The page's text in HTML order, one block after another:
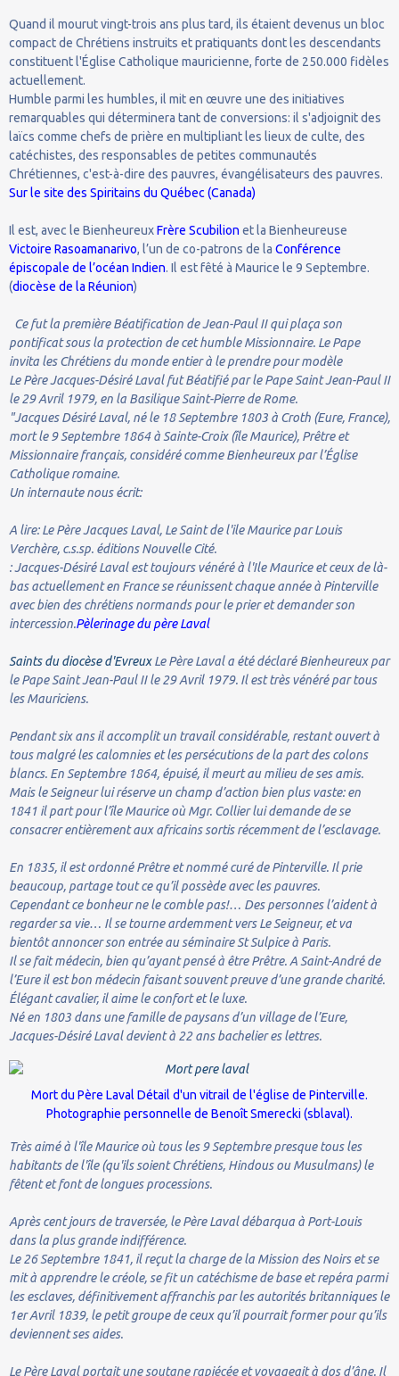
Quand il mourut vingt-trois ans plus tard, ils étaient devenus un bloc
compact de Chrétiens instruits et pratiquants dont les descendants
constituent l'Église Catholique mauricienne, forte de 250.000 fidèles
actuellement.
Humble parmi les humbles, il mit en œuvre une des initiatives
remarquables qui déterminera tant de conversions: il s'adjoignit des
laïcs comme chefs de prière en multipliant les lieux de culte, des
catéchistes, des responsables de petites communautés
Chrétiennes, c'est-à-dire des pauvres, évangélisateurs des pauvres.
Sur le site des Spiritains du Québec (Canada)
Il est, avec le BienheureuxFrère Scubilion et la Bienheureuse
Victoire Rasoamanarivo, l’un de co-patrons de la Conférence
épiscopale de l’océan Indien. Il est fêté à Maurice le 9 Septembre.
(diocèse de la Réunion)
Ce fut la première Béatification de Jean-Paul II qui plaça son
pontificat sous la protection de cet humble Missionnaire. Le Pape
invita les Chrétiens du monde entier à le prendre pour modèle
Le Père Jacques-Désiré Laval fut Béatifié par le Pape Saint Jean-Paul II
le 29 Avril 1979, en la Basilique Saint-Pierre de Rome.
"Jacques Désiré Laval, né le 18 Septembre 1803 à Croth (Eure, France),
mort le 9 Septembre 1864 à Sainte-Croix (île Maurice), Prêtre et
Missionnaire français, considéré comme Bienheureux par l’Église
Catholique romaine.
Un internaute nous écrit:
A lire: Le Père Jacques Laval, Le Saint de l'ile Maurice par Louis
Verchère, c.s.sp. éditions Nouvelle Cité.
: Jacques-Désiré Laval est toujours vénéré à l'Ile Maurice et ceux de là-
bas actuellement en France se réunissent chaque année à Pinterville
avec bien des chrétiens normands pour le prier et demander son
intercession.Pèlerinage du père Laval
Saints du diocèse d'Evreux Le Père Laval a été déclaré Bienheureux par
le Pape Saint Jean-Paul II le 29 Avril 1979. Il est très vénéré par tous
les Mauriciens.
Pendant six ans il accomplit un travail considérable, restant ouvert à
tous malgré les calomnies et les persécutions de la part des colons
blancs. En Septembre 1864, épuisé, il meurt au milieu de ses amis.
Mais le Seigneur lui réserve un champ d’action bien plus vaste: en
1841 il part pour l’île Maurice où Mgr. Collier lui demande de se
consacrer entièrement aux africains sortis récemment de l’esclavage.
En 1835, il est ordonné Prêtre et nommé curé de Pinterville. Il prie
beaucoup, partage tout ce qu’il possède avec les pauvres.
Cependant ce bonheur ne le comble pas!… Des personnes l’aident à
regarder sa vie… Il se tourne ardemment vers Le Seigneur, et va
bientôt annoncer son entrée au séminaire St Sulpice à Paris.
Il se fait médecin, bien qu’ayant pensé à être Prêtre. A Saint-André de
l’Eure il est bon médecin faisant souvent preuve d’une grande charité.
Élégant cavalier, il aime le confort et le luxe.
Né en 1803 dans une famille de paysans d’un village de l’Eure,
Jacques-Désiré Laval devient à 22 ans bachelier es lettres.
Mort du Père Laval Détail d'un vitrail de l'église de Pinterville.
Photographie personnelle de Benoît Smerecki (sblaval).
Très aimé à l'île Maurice où tous les 9 Septembre presque tous les
habitants de l'île (qu'ils soient Chrétiens, Hindous ou Musulmans) le
fêtent et font de longues processions.
Après cent jours de traversée, le Père Laval débarqua à Port-Louis
dans la plus grande indifférence.
Le 26 Septembre 1841, il reçut la charge de la Mission des Noirs et se
mit à apprendre le créole, se fit un catéchisme de base et repéra parmi
les esclaves, définitivement affranchis par les autorités britanniques le
1er Avril 1839, le petit groupe de ceux qu’il pourrait former pour qu’ils
deviennent ses aides.
Le Père Laval portait une soutane rapiécée et voyageait à dos d’âne. Il